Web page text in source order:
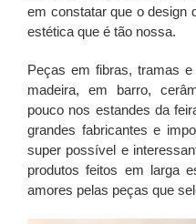
em constatar que o design
estética que é tão nossa.
Peças em fibras, tramas
madeira, em barro,
pouco nos estandes da
grandes fabricantes e
super possível e
produtos feitos em larga
amores pelas peças que